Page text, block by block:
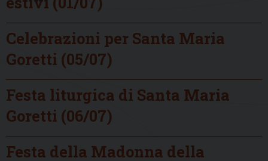
Celebrazioni per Santa Maria
Goretti (05/07)
Festa liturgica di Santa Maria
Goretti (06/07)
Festa della Madonna della